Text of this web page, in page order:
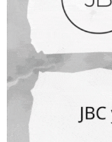
Mokyklų
mokykla“ tampa
AKTUALIJOS
Atlikti pakartotiniai I
tyrimai
KLAUSYKLA